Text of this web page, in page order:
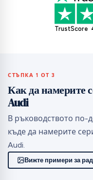
TrustScore
СТЪПКА 1 ОТ 3
Как да намерите
Audi
В ръководството
къде да намерите
Audi.
Вижте примери за